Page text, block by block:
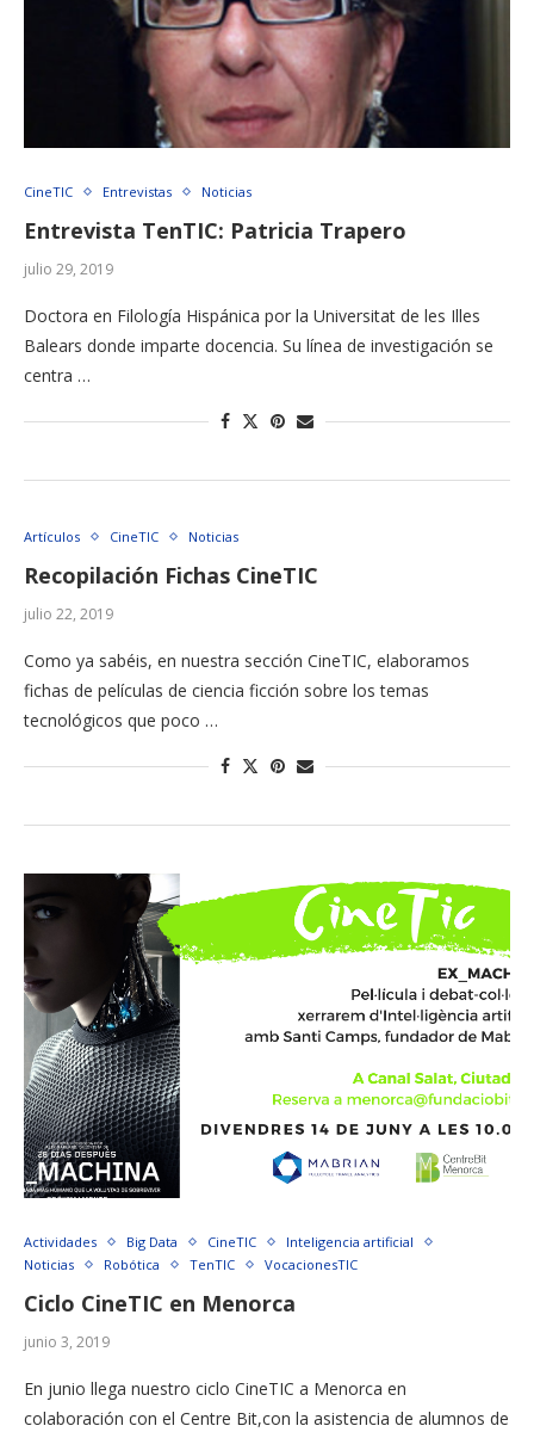
CineTIC Entrevistas Noticias
Entrevista TenTIC: Patricia Trapero
julio 29, 2019
Doctora en Filología Hispánica por la Universitat de les Illes
Balears donde imparte docencia. Su línea de investigación se
centra …
Artículos CineTIC Noticias
Recopilación Fichas CineTIC
julio 22, 2019
Como ya sabéis, en nuestra sección CineTIC, elaboramos
fichas de películas de ciencia ficción sobre los temas
tecnológicos que poco …
Actividades Big Data CineTIC
Inteligencia artificial
Noticias
Robótica TenTIC VocacionesTIC
Ciclo CineTIC en Menorca
junio 3, 2019
En junio llega nuestro ciclo CineTIC a Menorca en
colaboración con el Centre Bit,con la asistencia de alumnos de